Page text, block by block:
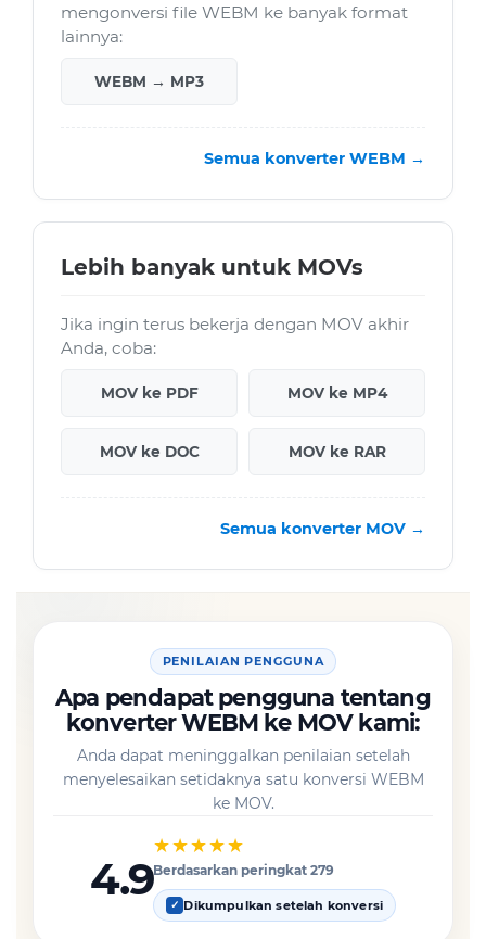
mengonversi file WEBM ke banyak format
lainnya:
WEBM → MP3
Semua konverter WEBM →
Lebih banyak untuk MOVs
Jika ingin terus bekerja dengan MOV akhir
Anda, coba:
MOV ke PDF MOV ke MP4
MOV ke DOC MOV ke RAR
Semua konverter MOV →
PENILAIAN PENGGUNA
Apa pendapat pengguna tentang
konverter WEBM ke MOV kami:
Anda dapat meninggalkan penilaian setelah
menyelesaikan setidaknya satu konversi WEBM
ke MOV.
4.9
★★★★★
Berdasarkan peringkat 279
✓ Dikumpulkan setelah konversi